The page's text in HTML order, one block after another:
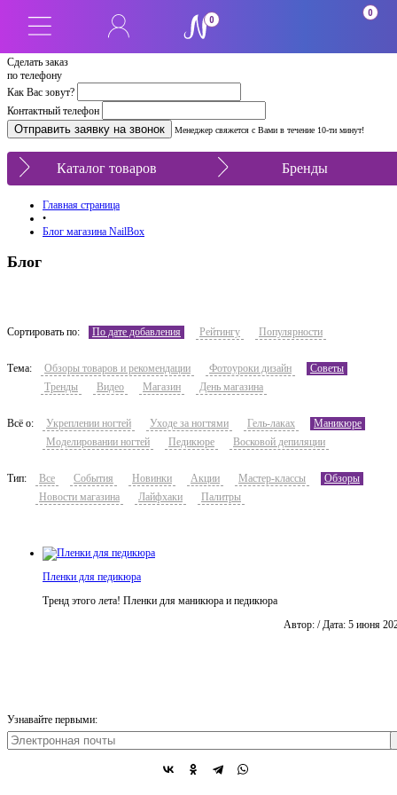
Сделать заказ
по телефону
Как Вас зовут?
Контактный телефон
Менеджер свяжется с Вами в течение 10-ти минут!
0
0
Каталог товаров Бренды
Главная страница
•
Блог магазина NailBox
Блог
Сортировать по: По дате добавления Рейтингу Популярности
Тема: Обзоры товаров и рекомендации Фотоуроки дизайн
Советы
Тренды
Видео Магазин День магазина
Всё о: Укреплении ногтей Уходе за ногтями Гель-лаках
Маникюре
Моделировании ногтей
Педикюре Восковой депиляции
Тип: Все События Новинки Акции Мастер-классы
Обзоры
Новости магазина
Лайфхаки Палитры
Пленки для педикюра
Тренд этого лета! Пленки для маникюра и педикюра
Автор: / Дата: 5 июня
Узнавайте первыми: